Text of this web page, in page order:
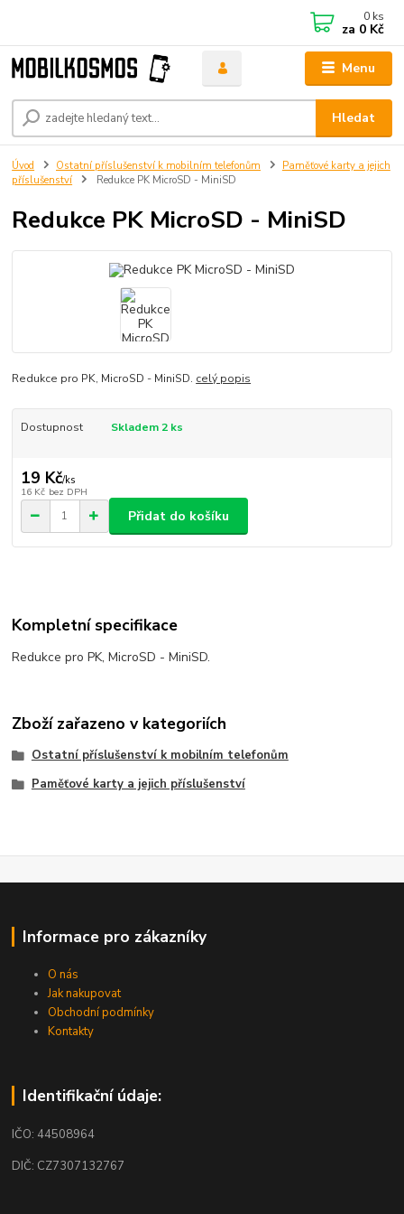
Menu
Hledat
0 ks
za 0 Kč
Úvod Ostatní příslušenství k mobilním telefonům
Paměťové karty a jejich
příslušenství
Redukce PK MicroSD - MiniSD
Redukce PK MicroSD - MiniSD
Redukce pro PK, MicroSD - MiniSD. celý popis
Dostupnost Skladem 2 ks
19 Kč/ks
16 Kč bez DPH
Přidat do košíku
Kompletní specifikace
Redukce pro PK, MicroSD - MiniSD.
Zboží zařazeno v kategoriích
Ostatní příslušenství k mobilním telefonům
Paměťové karty a jejich příslušenství
Informace pro zákazníky
O nás
Jak nakupovat
Obchodní podmínky
Kontakty
Identifikační údaje:
IČO: 44508964
DIČ: CZ7307132767